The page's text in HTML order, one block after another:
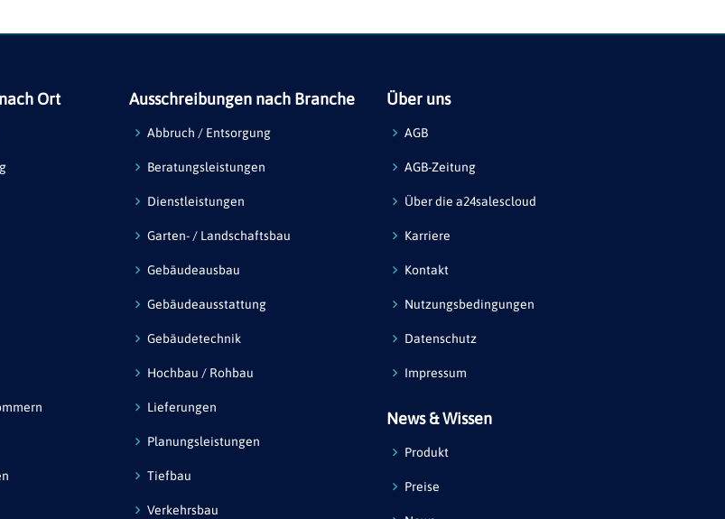
Ort Ausschreibungen nach Branche
Abbruch / Entsorgung
Beratungsleistungen
Dienstleistungen
Garten- / Landschaftsbau
Gebäudeausbau
Gebäudeausstattung
Gebäudetechnik
Hochbau / Rohbau
Lieferungen
Planungsleistungen
Tiefbau
Verkehrsbau
Über uns
AGB
AGB-Zeitung
Über die a24salescloud
Karriere
Kontakt
Nutzungsbedingungen
Datenschutz
Impressum
News & Wissen
Produkt
Preise